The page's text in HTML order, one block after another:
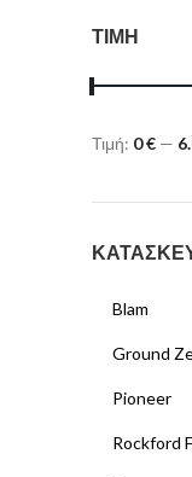
ΤΙΜΗ
Τιμή: 0 € —
Blam
Ground
Pioneer
Rockford